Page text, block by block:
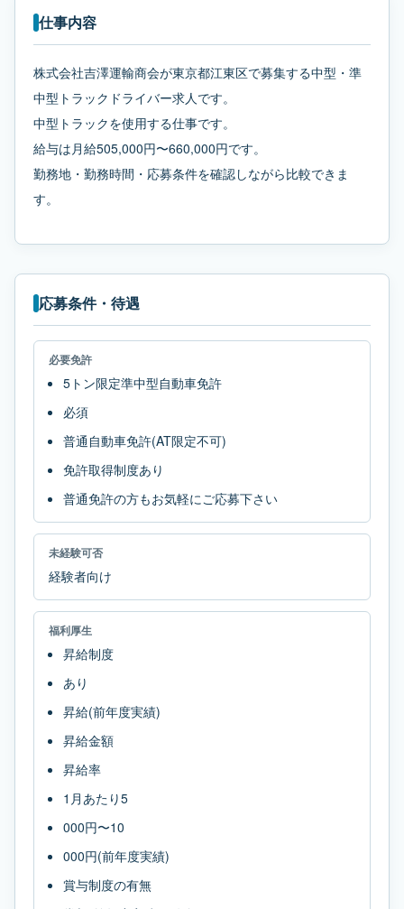
仕事内容
株式会社吉澤運輸商会が東京都江東区で募集する中型・準
中型トラックドライバー求人です。
中型トラックを使用する仕事です。
給与は月給505,000円〜660,000円です。
勤務地・勤務時間・応募条件を確認しながら比較できま
す。
応募条件・待遇
必要免許
5トン限定準中型自動車免許
必須
普通自動車免許(AT限定不可)
免許取得制度あり
普通免許の方もお気軽にご応募下さい
未経験可否
経験者向け
福利厚生
昇給制度
あり
昇給(前年度実績)
昇給金額
昇給率
1月あたり5
000円〜10
000円(前年度実績)
賞与制度の有無